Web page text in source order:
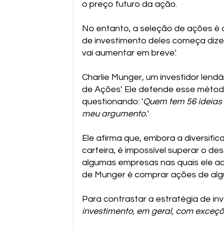
o preço futuro da ação.
No entanto, a seleção de ações é
de investimento deles começa
vai aumentar em breve'.
Charlie Munger, um investidor
de Ações'. Ele defende esse
questionando: 'Quem tem 56
meu argumento.'
Ele afirma que, embora a
carteira, é impossível superar o
algumas empresas nas quais ele
de Munger é comprar ações de
Para contrastar a estratégia de
investimento, em geral, com